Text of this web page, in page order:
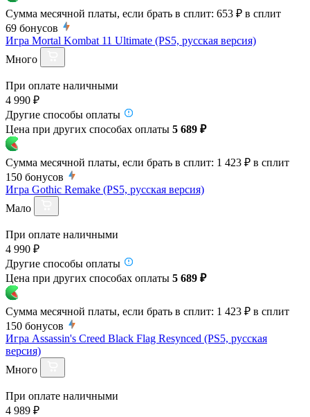
Сумма месячной платы, если брать в сплит: 653 ₽ в сплит
69 бонусов
Игра Mortal Kombat 11 Ultimate (PS5, русская версия)
Много
При оплате наличными
4 990 ₽
Другие способы оплаты
Цена при других способах оплаты 5 689 ₽
Сумма месячной платы, если брать в сплит: 1 423 ₽ в сплит
150 бонусов
Игра Gothic Remake (PS5, русская версия)
Мало
При оплате наличными
4 990 ₽
Другие способы оплаты
Цена при других способах оплаты 5 689 ₽
Сумма месячной платы, если брать в сплит: 1 423 ₽ в сплит
150 бонусов
Игра Assassin's Creed Black Flag Resynced (PS5, русская
версия)
Много
При оплате наличными
4 989 ₽